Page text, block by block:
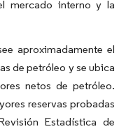
mercado interno y la
aproximadamente el
de petróleo y se ubica
netos de petróleo.
reservas probadas
Estadística de